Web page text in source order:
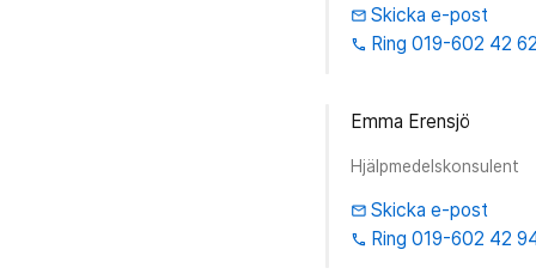
email Skicka e-post
phone Ring 019-602 42 62
Emma Erensjö
Hjälpmedelskonsulent
email Skicka e-post
phone Ring 019-602 42